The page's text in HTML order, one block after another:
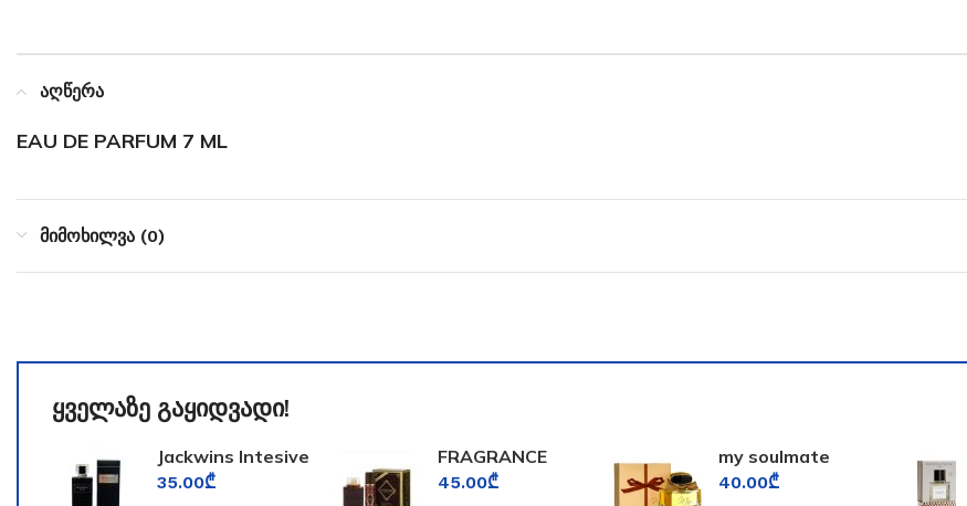
აღწერა
EAU DE PARFUM 7 ML
მიმოხილვა (0)
ყველაზე გაყიდვადი!
Jackwins Intesive
for Men
35.00₾
FRAGRANCE
WORLD
45.00₾
my soulmate
fragrance world
40.00₾